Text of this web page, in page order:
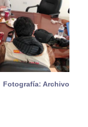
Fotografía: Archivo